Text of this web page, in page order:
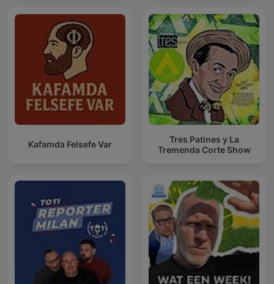
Kafamda Felsefe Var
Tres Patines y La
Tremenda Corte Show